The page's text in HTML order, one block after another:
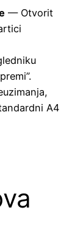
— Otvorit
A4